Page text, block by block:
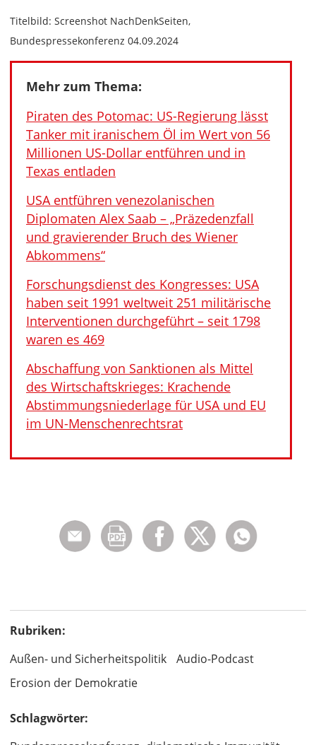
Titelbild: Screenshot NachDenkSeiten,
Bundespressekonferenz 04.09.2024
Mehr zum Thema:
Piraten des Potomac: US-Regierung lässt
Tanker mit iranischem Öl im Wert von 56
Millionen US-Dollar entführen und in
Texas entladen
USA entführen venezolanischen
Diplomaten Alex Saab – „Präzedenzfall
und gravierender Bruch des Wiener
Abkommens“
Forschungsdienst des Kongresses: USA
haben seit 1991 weltweit 251 militärische
Interventionen durchgeführt – seit 1798
waren es 469
Abschaffung von Sanktionen als Mittel
des Wirtschaftskrieges: Krachende
Abstimmungsniederlage für USA und EU
im UN-Menschenrechtsrat
Rubriken:
Außen- und Sicherheitspolitik
Audio-Podcast
Erosion der Demokratie
Schlagwörter: